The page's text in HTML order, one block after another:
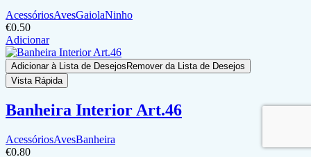
AcessóriosAvesGaiolaNinho
€0.50
Adicionar
Adicionar à Lista de DesejosRemover da Lista de Desejos
Vista Rápida
Banheira Interior Art.46
AcessóriosAvesBanheira
€0.80